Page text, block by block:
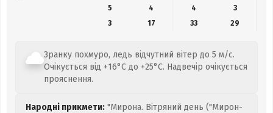
5
4 4
3
3
17 33 29
Зранку похмуро, ледь відчутний вітер до 5 м/с.
Очікується від +16°C до +25°C. Надвечір очікується
прояснення.
Народні прикмети: "Мирона. Вітряний день ("Мирон-